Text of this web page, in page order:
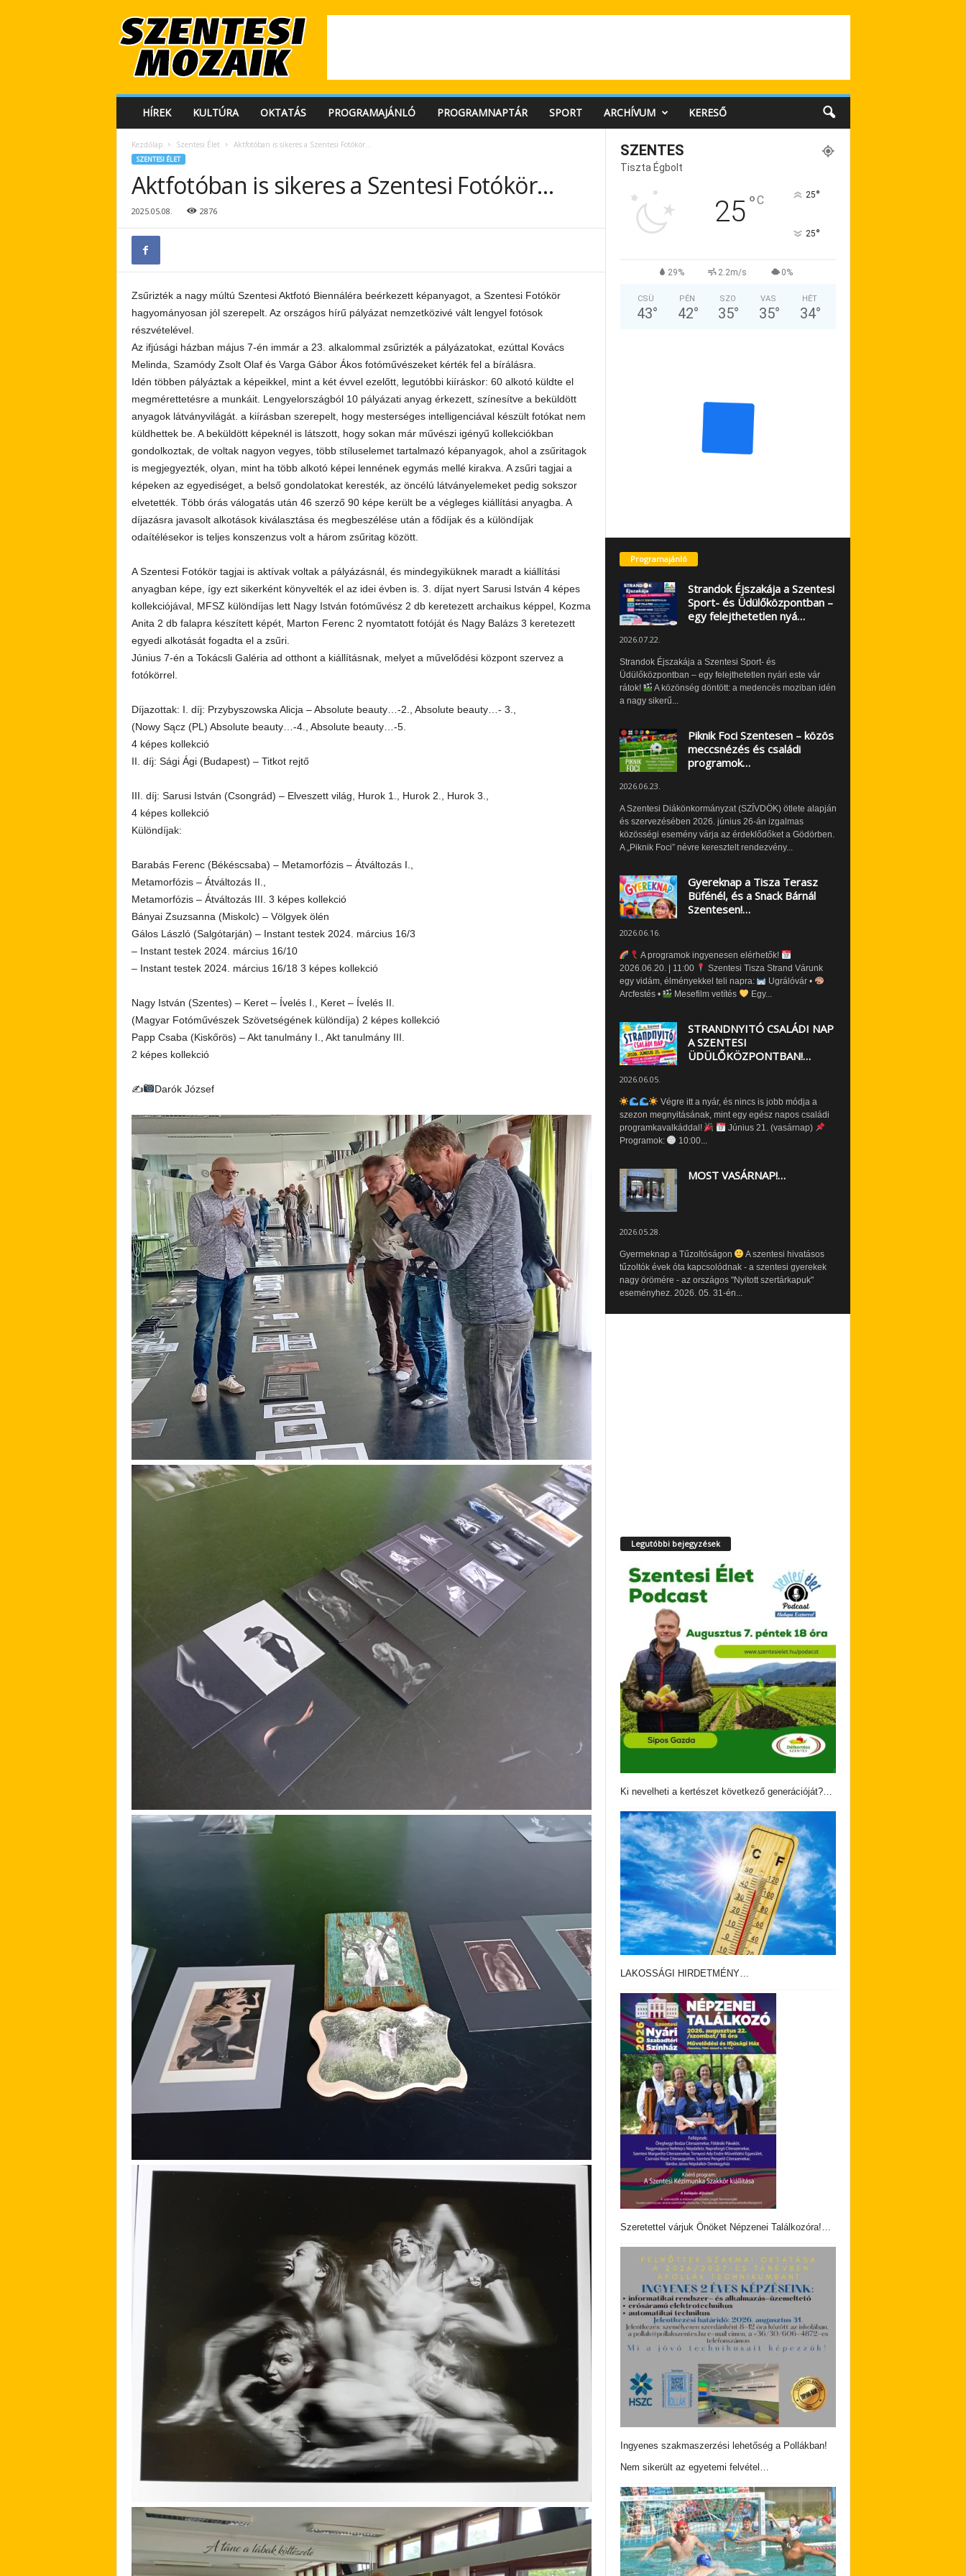
e
HÍREK KULTÚRA OKTATÁS PROGRAMAJÁNLÓ PROGRAMNAPTÁR SPORT ARCHÍVUM KERESŐ
Kezdőlap Szentesi Élet Aktfotóban is sikeres a Szentesi Fotókör…
SZENTESI ÉLET
Aktfotóban is sikeres a Szentesi Fotókör…
2025.05.08. 2876
Zsűrizték a nagy múltú Szentesi Aktfotó Biennáléra beérkezett képanyagot, a Szentesi Fotókör
hagyományosan jól szerepelt. Az országos hírű pályázat nemzetközivé vált lengyel fotósok
részvételével.
Az ifjúsági házban május 7-én immár a 23. alkalommal zsűrizték a pályázatokat, ezúttal Kovács
Melinda, Szamódy Zsolt Olaf és Varga Gábor Ákos fotóművészeket kérték fel a bírálásra.
Idén többen pályáztak a képeikkel, mint a két évvel ezelőtt, legutóbbi kiíráskor: 60 alkotó küldte el
megmérettetésre a munkáit. Lengyelországból 10 pályázati anyag érkezett, színesítve a beküldött
anyagok látványvilágát. a kiírásban szerepelt, hogy mesterséges intelligenciával készült fotókat nem
küldhettek be. A beküldött képeknél is látszott, hogy sokan már művészi igényű kollekciókban
gondolkoztak, de voltak nagyon vegyes, több stíluselemet tartalmazó képanyagok, ahol a zsűritagok
is megjegyezték, olyan, mint ha több alkotó képei lennének egymás mellé kirakva. A zsűri tagjai a
képeken az egyediséget, a belső gondolatokat keresték, az öncélú látványelemeket pedig sokszor
elvetették. Több órás válogatás után 46 szerző 90 képe került be a végleges kiállítási anyagba. A
díjazásra javasolt alkotások kiválasztása és megbeszélése után a fődíjak és a különdíjak
odaítélésekor is teljes konszenzus volt a három zsűritag között.
A Szentesi Fotókör tagjai is aktívak voltak a pályázásnál, és mindegyiküknek maradt a kiállítási
anyagban képe, így ezt sikerként könyvelték el az idei évben is. 3. díjat nyert Sarusi István 4 képes
kollekciójával, MFSZ különdíjas lett Nagy István fotóművész 2 db keretezett archaikus képpel, Kozma
Anita 2 db falapra készített képét, Marton Ferenc 2 nyomtatott fotóját és Nagy Balázs 3 keretezett
egyedi alkotását fogadta el a zsűri.
Június 7-én a Tokácsli Galéria ad otthont a kiállításnak, melyet a művelődési központ szervez a
fotókörrel.
Díjazottak: I. díj: Przybyszowska Alicja – Absolute beauty…-2., Absolute beauty…- 3.,
(Nowy Sącz (PL) Absolute beauty…-4., Absolute beauty…-5.
4 képes kollekció
II. díj: Sági Ági (Budapest) – Titkot rejtő
III. díj: Sarusi István (Csongrád) – Elveszett világ, Hurok 1., Hurok 2., Hurok 3.,
4 képes kollekció
Különdíjak:
Barabás Ferenc (Békéscsaba) – Metamorfózis – Átváltozás I.,
Metamorfózis – Átváltozás II.,
Metamorfózis – Átváltozás III. 3 képes kollekció
Bányai Zsuzsanna (Miskolc) – Völgyek ölén
Gálos László (Salgótarján) – Instant testek 2024. március 16/3
– Instant testek 2024. március 16/10
– Instant testek 2024. március 16/18 3 képes kollekció
Nagy István (Szentes) – Keret – Ívelés I., Keret – Ívelés II.
(Magyar Fotóművészek Szövetségének különdíja) 2 képes kollekció
Papp Csaba (Kiskőrös) – Akt tanulmány I., Akt tanulmány III.
2 képes kollekció
✍ Darók József
SZENTES
Tiszta Égbolt
25°C 25°
25°
29% 2.2m/s 0%
CSÜ
43°
PÉN
42°
SZO
35°
VAS
35°
HÉT
34°
Programajánló
Strandok Éjszakája a Szentesi
Sport- és Üdülőközpontban –
egy felejthetetlen nyá…
2026.07.22.
Strandok Éjszakája a Szentesi Sport- és
Üdülőközpontban – egy felejthetetlen nyári este vár
rátok!
A közönség döntött: a medencés moziban idén
a nagy sikerű...
Piknik Foci Szentesen – közös
meccsnézés és családi
programok…
2026.06.23.
A Szentesi Diákönkormányzat (SZÍVDÖK) ötlete alapján
és szervezésében 2026. június 26-án izgalmas
közösségi esemény várja az érdeklődőket a Gödörben.
A „Piknik Foci” névre keresztelt rendezvény...
Gyereknap a Tisza Terasz
Büfénél, és a Snack Bárnál
Szentesen!…
2026.06.16.
A programok ingyenesen elérhetők!
2026.06.20. | 11:00
Szentesi Tisza Strand Várunk
egy vidám, élményekkel teli napra:
Ugrálóvár •
Arcfestés •
Mesefilm vetítés Egy...
STRANDNYITÓ CSALÁDI NAP
A SZENTESI
ÜDÜLŐKÖZPONTBAN!…
2026.06.05.
Végre itt a nyár, és nincs is jobb módja a
szezon megnyitásának, mint egy egész napos családi
programkavalkáddal!
Június 21. (vasárnap)
Programok:
10:00...
MOST VASÁRNAP!…
2026.05.28.
Gyermeknap a Tűzoltóságon
A szentesi hivatásos
tűzoltók évek óta kapcsolódnak - a szentesi gyerekek
nagy örömére - az országos "Nyitott szertárkapuk"
eseményhez. 2026. 05. 31-én...
Legutóbbi bejegyzések
Ki nevelheti a kertészet következő generációját?…
LAKOSSÁGI HIRDETMÉNY…
Szeretettel várjuk Önöket Népzenei Találkozóra!…
Ingyenes szakmaszerzési lehetőség a Pollákban!
Nem sikerült az egyetemi felvétel…